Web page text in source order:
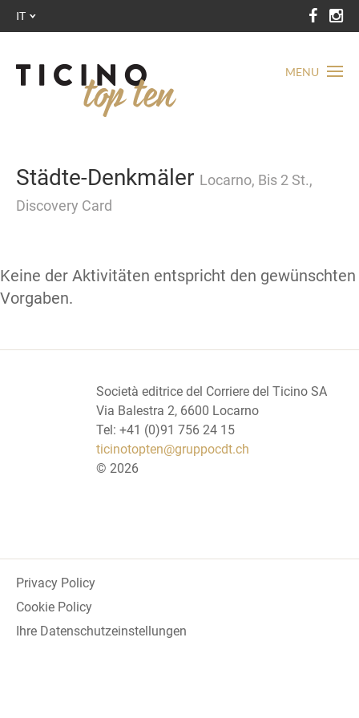
MENU
IT
Städte-Denkmäler Locarno, Bis 2 St.,
Discovery Card
Keine der Aktivitäten entspricht den gewünschten
Vorgaben.
Società editrice del Corriere del Ticino SA
Via Balestra 2, 6600 Locarno
Tel: +41 (0)91 756 24 15
ticinotopten@gruppocdt.ch
© 2026
Privacy Policy
Cookie Policy
Ihre Datenschutzeinstellungen